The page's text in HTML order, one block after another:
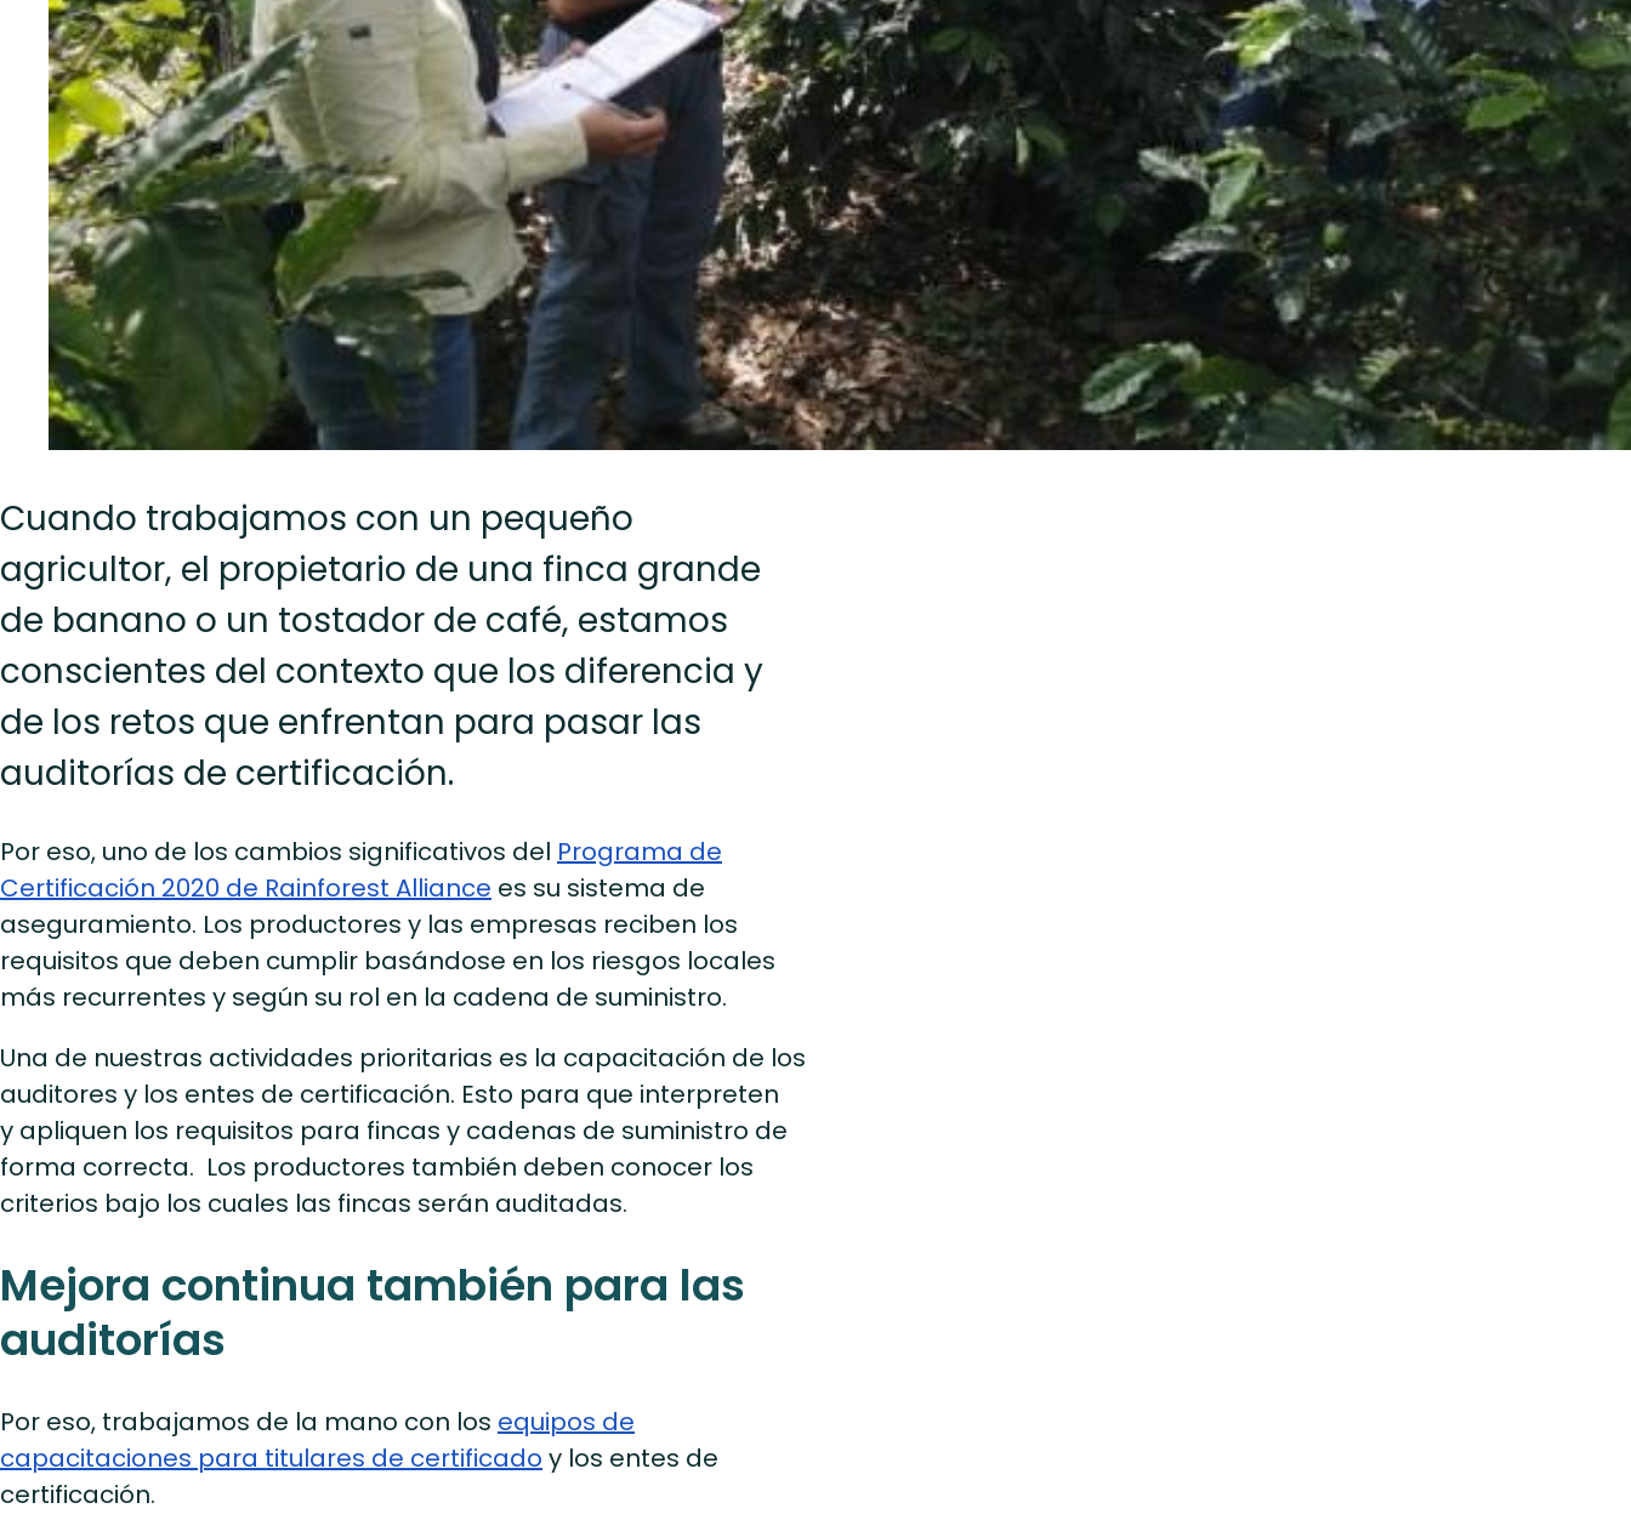
Cuando trabajamos con un pequeño
agricultor, el propietario de una finca grande
de banano o un tostador de café, estamos
conscientes del contexto que los diferencia y
de los retos que enfrentan para pasar las
auditorías de certificación.
Por eso, uno de los cambios significativos del Programa de
Certificación 2020 de Rainforest Alliance es su sistema de
aseguramiento. Los productores y las empresas reciben los
requisitos que deben cumplir basándose en los riesgos locales
más recurrentes y según su rol en la cadena de suministro.
Una de nuestras actividades prioritarias es la capacitación de los
auditores y los entes de certificación. Esto para que interpreten
y apliquen los requisitos para fincas y cadenas de suministro de
forma correcta. Los productores también deben conocer los
criterios bajo los cuales las fincas serán auditadas.
Mejora continua también para las
auditorías
Por eso, trabajamos de la mano con los equipos de
capacitaciones para titulares de certificado y los entes de
certificación.